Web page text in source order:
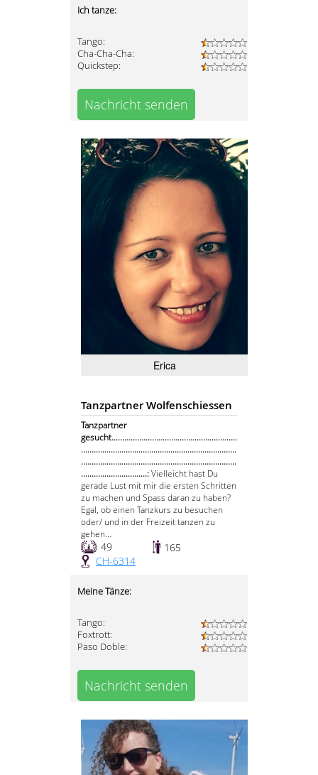
Ich tanze:
Tango:
Cha-Cha-Cha:
Quickstep:
Nachricht senden
Erica
Tanzpartner Wolfenschiessen
Tanzpartner
gesucht...........................................................
.........................................................................
.........................................................................
...............................:Vielleicht hast Du
gerade Lust mit mir die ersten Schritten
zu machen und Spass daran zu haben?
Egal, ob einen Tanzkurs zu besuchen
oder/ und in der Freizeit tanzen zu
gehen...
49
165
CH-6314
Meine Tänze:
Tango:
Foxtrott:
Paso Doble:
Nachricht senden